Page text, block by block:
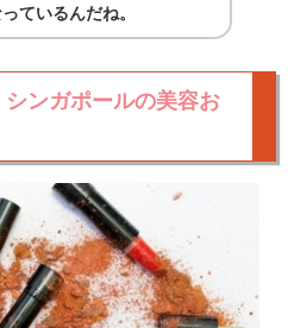
ているんだね。
ンガポールの美容お